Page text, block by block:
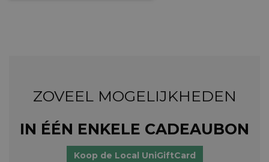
ZOVEEL MOGELIJKHEDEN
IN ÉÉN ENKELE CADEAUBON
Koop de Local UniGiftCard